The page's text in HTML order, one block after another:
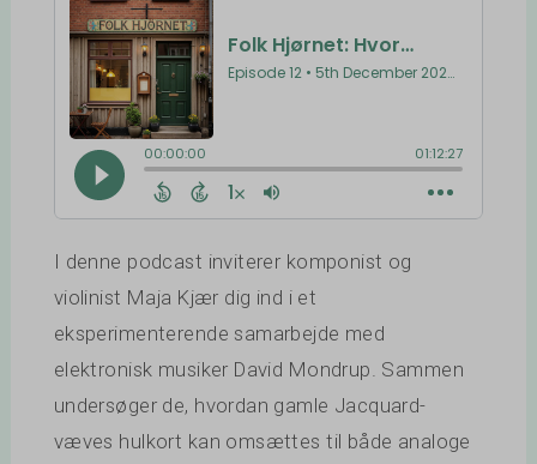
I denne podcast inviterer komponist og
violinist Maja Kjær dig ind i et
eksperimenterende samarbejde med
elektronisk musiker David Mondrup. Sammen
undersøger de, hvordan gamle Jacquard-
væves hulkort kan omsættes til både analoge